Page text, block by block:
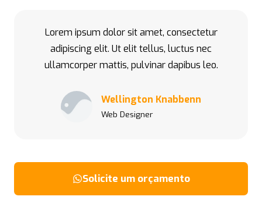
Lorem ipsum dolor sit amet, consectetur
adipiscing elit. Ut elit tellus, luctus nec
ullamcorper mattis, pulvinar dapibus leo.
Wellington Knabbenn
Web Designer
Solicite um orçamento